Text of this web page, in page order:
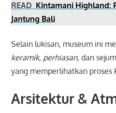
READ Kintamani Highland:
Jantung Bali
Selain lukisan, museum ini
keramik, perhiasan, dan
yang memperlihatkan proses
Arsitektur &